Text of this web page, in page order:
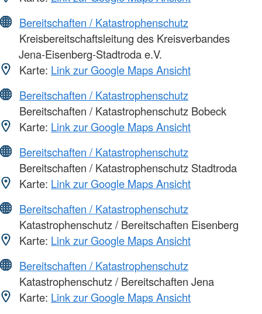
Bereitschaften / Katastrophenschutz
Kreisbereitschaftsleitung des Kreisverbandes
Jena-Eisenberg-Stadtroda e.V.
Karte: Link zur Google Maps Ansicht
Bereitschaften / Katastrophenschutz
Bereitschaften / Katastrophenschutz Bobeck
Karte: Link zur Google Maps Ansicht
Bereitschaften / Katastrophenschutz
Bereitschaften / Katastrophenschutz Stadtroda
Karte: Link zur Google Maps Ansicht
Bereitschaften / Katastrophenschutz
Katastrophenschutz / Bereitschaften Eisenberg
Karte: Link zur Google Maps Ansicht
Bereitschaften / Katastrophenschutz
Katastrophenschutz / Bereitschaften Jena
Karte: Link zur Google Maps Ansicht